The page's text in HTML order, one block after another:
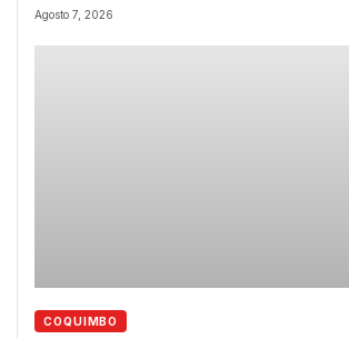
tras las lluvias
Agosto 7, 2026
COQUIMBO